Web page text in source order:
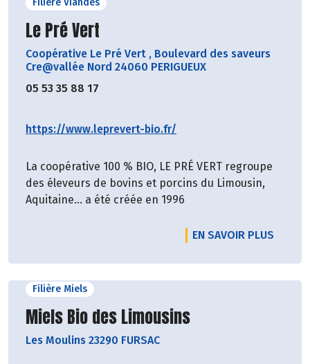
Découvrir le producteur
Le Pré Vert
Coopérative Le Pré Vert , Boulevard des saveurs
Cre@vallée Nord 24060 PERIGUEUX
05 53 35 88 17
https://www.leprevert-bio.fr/
La coopérative 100 % BIO, LE PRÉ VERT regroupe
des éleveurs de bovins et porcins du Limousin,
Aquitaine… a été créée en 1996
EN SAVOIR PLUS
Filière Miels
Découvrir le producteur
Miels Bio des Limousins
Les Moulins 23290 FURSAC